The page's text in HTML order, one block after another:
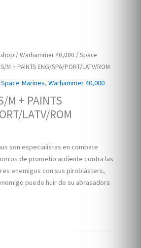
/Warhammer 40,000 /Space
M + PAINTS ENG/SPA/PORT/LATV/ROM
Space Marines,Warhammer 40,000
M + PAINTS
LATV/ROM
son especialistas en combate
de prometio ardiente contra las
enemigos con sus piroblásters,
puede huir de su abrasadora